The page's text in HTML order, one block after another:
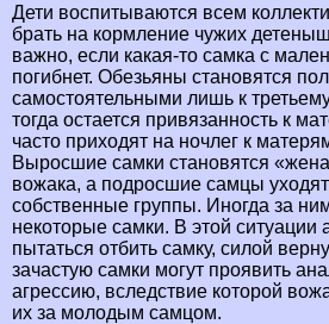
Дети воспитываются всем
брать на кормление чужих
важно, если какая-то самка с
погибнет. Обезьяны становятся
самостоятельными лишь к
тогда остается привязанность к
часто приходят на ночлег к
Выросшие самки становятся
вожака, а подросшие самцы
собственные группы. Иногда за
некоторые самки. В этой ситуации
пытаться отбить самку, силой
зачастую самки могут проявить
агрессию, вследствие которой
их за молодым самцом.